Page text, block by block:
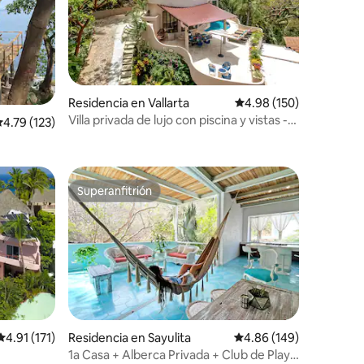
promedio: 4.79 de 5; 123 evaluaciones
4.79 (123)
Residencia en Vallarta Calificación promedio:
4.98 (150)
Villa privada de lujo con piscina y vistas -
promedio: 4.91 de 5; 171 evaluaciones
4.91 (171)
Superanfitrión
Superanfitrión
Residencia en Sayulita Calificación promedio:
4.86 (149)
1a Casa + Alberca Privada + Club de Playa